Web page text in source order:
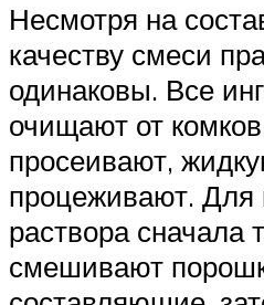
Несмотря на
качеству смеси
одинаковы. Все
очищают от
просеивают,
процеживают. Для
раствора сначала
смешивают